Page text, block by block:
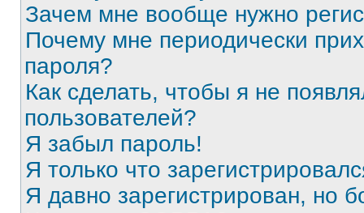
Зачем мне вообще нужно
Почему мне периодически
пароля?
Как сделать, чтобы я не
пользователей?
Я забыл пароль!
Я только что
Я давно зарегистрирован, но